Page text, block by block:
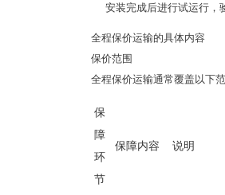
安装完成后进行试运行，
全程保价运输的具体内容
保价范围
全程保价运输通常覆盖以下范
保
障
环
节
保障内容 说明